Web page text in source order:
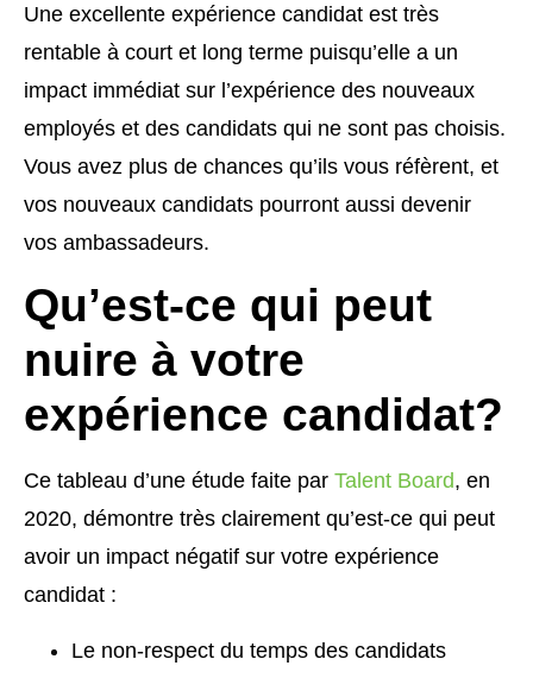
Une excellente expérience candidat est très
rentable à court et long terme puisqu’elle a un
impact immédiat sur l’expérience des nouveaux
employés et des candidats qui ne sont pas choisis.
Vous avez plus de chances qu’ils vous réfèrent, et
vos nouveaux candidats pourront aussi devenir
vos ambassadeurs.
Qu’est-ce qui peut
nuire à votre
expérience candidat?
Ce tableau d’une étude faite par Talent Board, en
2020, démontre très clairement qu’est-ce qui peut
avoir un impact négatif sur votre expérience
candidat :
Le non-respect du temps des candidats